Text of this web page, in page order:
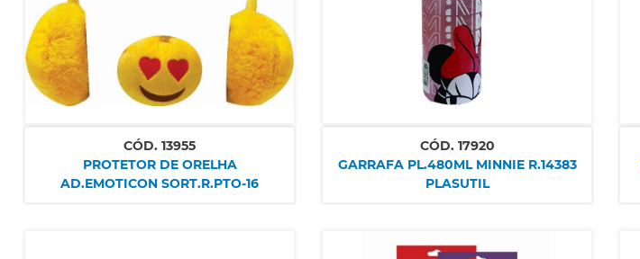
CÓD. 13955
PROTETOR DE ORELHA
AD.EMOTICON SORT.R.PTO-16
CÓD. 17920
GARRAFA PL.480ML MINNIE R.14383
PLASUTIL